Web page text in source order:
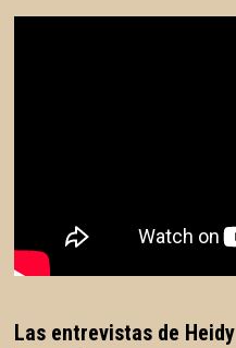
Las entrevistas de Heidy